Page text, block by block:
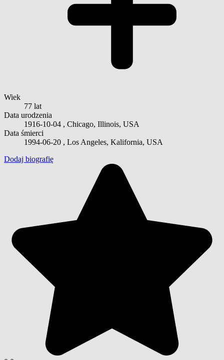
Wiek
77 lat
Data urodzenia
1916-10-04 , Chicago, Illinois, USA
Data śmierci
1994-06-20 , Los Angeles, Kalifornia, USA
Dodaj biografię